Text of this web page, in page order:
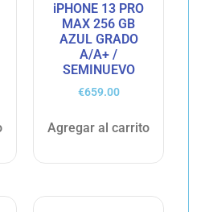
iPHONE 13 PRO
MAX 256 GB
AZUL GRADO
A/A+ /
SEMINUEVO
€659.00
Agregar al carrito